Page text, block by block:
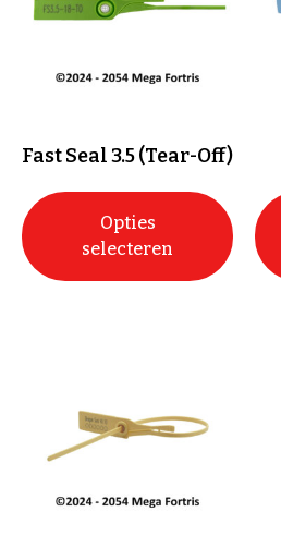
Fast Seal 3.5 (Tear-Off)
Opties
selecteren